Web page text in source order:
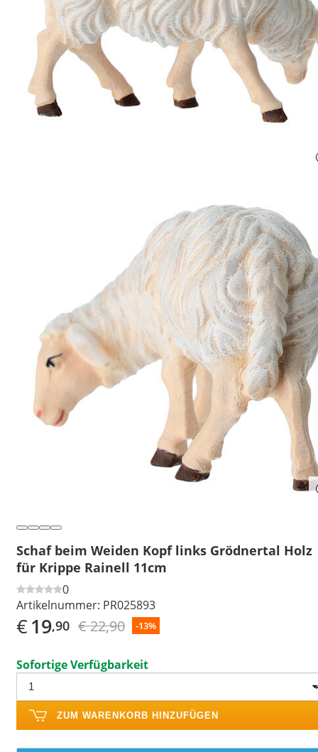
Schaf beim Weiden Kopf links Grödnertal Holz
für Krippe Rainell 11cm
0
Artikelnummer: PR025893
€19,90 € 22,90 -13%
Sofortige Verfügbarkeit
ZUM WARENKORB HINZUFÜGEN